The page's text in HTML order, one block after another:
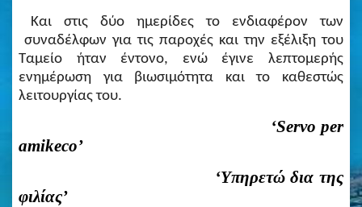
Και στις δύο ημερίδες το ενδιαφέρον των
συναδέλφων για τις παροχές και την εξέλιξη του
Ταμείο ήταν έντονο, ενώ έγινε λεπτομερής
ενημέρωση για βιωσιμότητα και το καθεστώς
λειτουργίας του.
‘Servo per
amikeco’
‘Υπηρετώ δια της
φιλίας’